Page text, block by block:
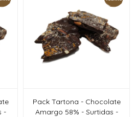
-
Pack Tartona - Chocolate
Amargo 58% - Surtidas -